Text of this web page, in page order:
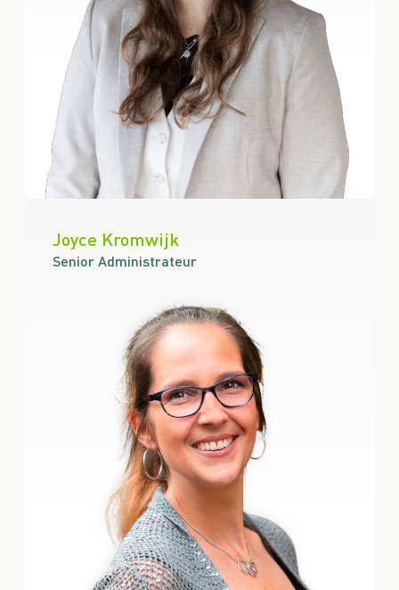
Joyce Kromwijk
Senior Administrateur